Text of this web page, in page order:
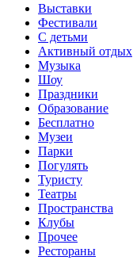
Выставки
Фестивали
С детьми
Активный отдых
Музыка
Шоу
Праздники
Образование
Бесплатно
Музеи
Парки
Погулять
Туристу
Театры
Пространства
Клубы
Прочее
Рестораны